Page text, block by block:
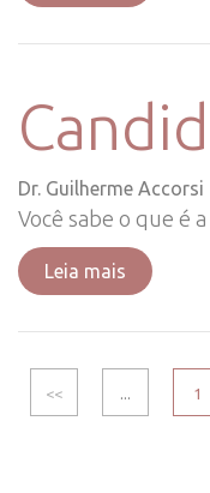
Dr. Guilherme Accorsi
Você sabe o que é
Leia mais
<< ... 1